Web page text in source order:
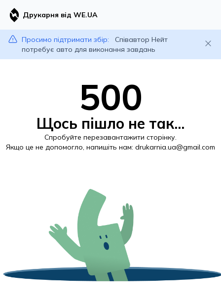
Друкарня від WE.UA
Просимо підтримати збір:
Співавтор Нейт
потребує авто для виконання завдань
500
Щось пішло не так...
Спробуйте перезавантажити сторінку.
Якщо це не допомогло, напишіть нам: drukarnia.ua@gmail.com